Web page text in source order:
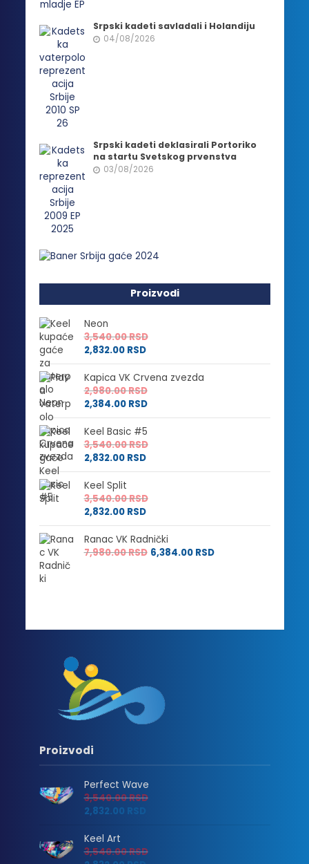
Srpski kadeti savladali i Holandiju
04/08/2026
Srpski kadeti deklasirali Portoriko
na startu Svetskog prvenstva
03/08/2026
Proizvodi
Neon
3,540.00RSD
2,832.00 RSD
Kapica VK Crvena zvezda
2,980.00RSD
2,384.00 RSD
Keel Basic #5
3,540.00RSD
2,832.00 RSD
Keel Split
3,540.00RSD
2,832.00 RSD
Ranac VK Radnički
7,980.00RSD 6,384.00 RSD
Proizvodi
Perfect Wave
3,540.00RSD
2,832.00 RSD
Keel Art
3,540.00RSD